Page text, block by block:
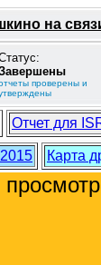
на
проверены и
Отчет для
Карта